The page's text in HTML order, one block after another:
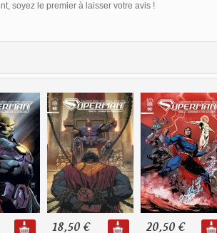
soyez le premier à laisser votre avis !
18,50 € 20,50 €